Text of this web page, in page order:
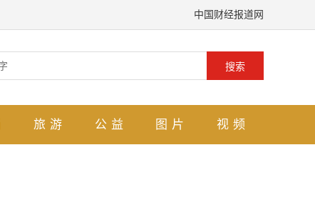
中国财经报道网
搜索
旅游 公益 图片 视频